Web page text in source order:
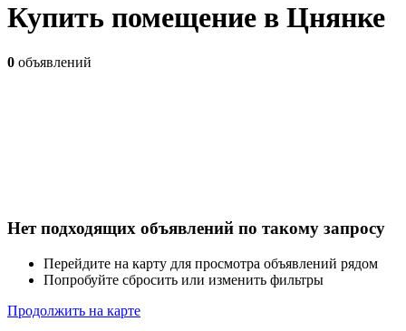
Купить помещение в Цнянке
0 объявлений
Нет подходящих объявлений по такому запросу
Перейдите на карту для просмотра объявлений рядом
Попробуйте сбросить или изменить фильтры
Продолжить на карте